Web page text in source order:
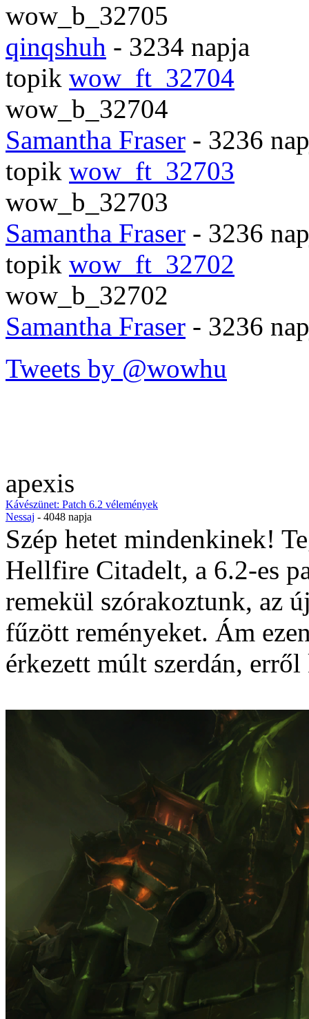
wow_b_32705
qinqshuh - 3234 napja
topik wow_ft_32704
wow_b_32704
Samantha Fraser - 3236
topik wow_ft_32703
wow_b_32703
Samantha Fraser - 3236
topik wow_ft_32702
wow_b_32702
Samantha Fraser - 3236
Tweets by @wowhu
apexis
Kávészünet: Patch 6.2 vélemények
Nessaj - 4048 napja
Szép hetet mindenkinek!
Hellfire Citadelt, a 6.2-es
remekül szórakoztunk, az
fűzött reményeket. Ám
érkezett múlt szerdán,